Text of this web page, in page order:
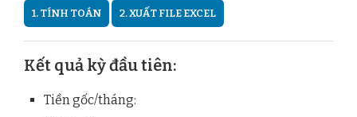
1. TÍNH TOÁN 2. XUẤT FILE EXCEL
Kết quả kỳ đầu tiên:
Tiền gốc/tháng: